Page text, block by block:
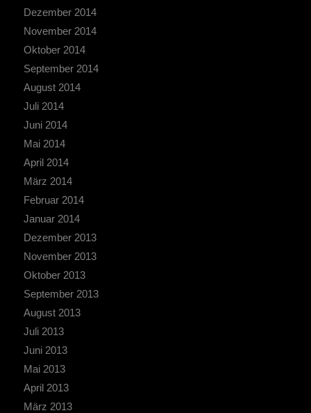
Dezember 2014
November 2014
Oktober 2014
September 2014
August 2014
Juli 2014
Juni 2014
Mai 2014
April 2014
März 2014
Februar 2014
Januar 2014
Dezember 2013
November 2013
Oktober 2013
September 2013
August 2013
Juli 2013
Juni 2013
Mai 2013
April 2013
März 2013